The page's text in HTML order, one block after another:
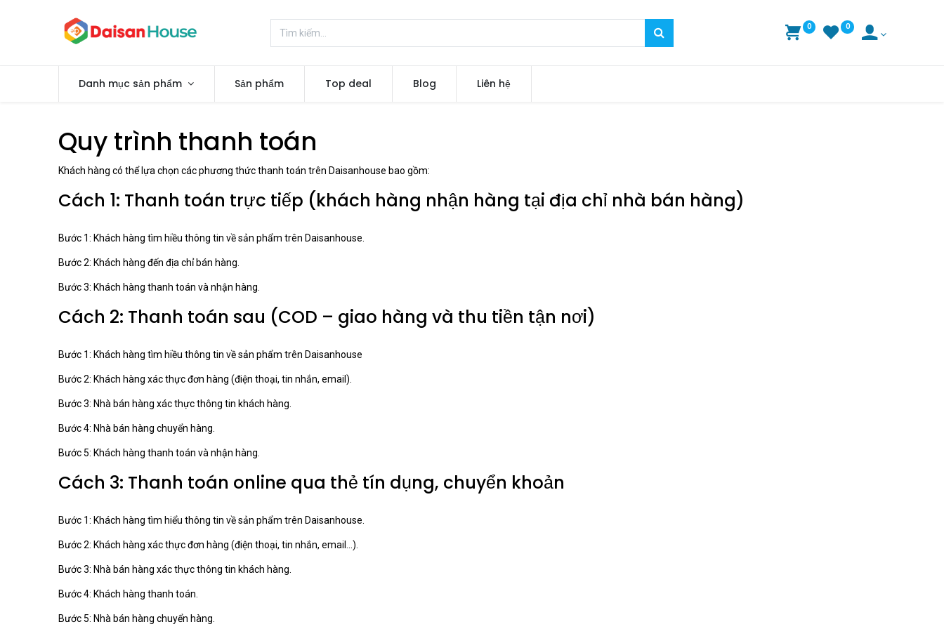
0 0
Danh mục sản phẩm Sản phẩm Top deal Blog Liên hệ
Quy trình thanh toán
Khách hàng có thể lựa chọn các phương thức thanh toán trên Daisanhouse bao gồm:
Cách 1: Thanh toán trực tiếp (khách hàng nhận hàng tại địa chỉ nhà bán hàng)
Bước 1: Khách hàng tìm hiều thông tin về sản phẩm trên Daisanhouse.
Bước 2: Khách hàng đến địa chỉ bán hàng.
Bước 3: Khách hàng thanh toán và nhận hàng.
Cách 2: Thanh toán sau (COD – giao hàng và thu tiền tận nơi)
Bước 1: Khách hàng tìm hiều thông tin về sản phẩm trên Daisanhouse
Bước 2: Khách hàng xác thực đơn hàng (điện thoại, tin nhắn, email).
Bước 3: Nhà bán hàng xác thực thông tin khách hàng.
Bước 4: Nhà bán hàng chuyển hàng.
Bước 5: Khách hàng thanh toán và nhận hàng.
Cách 3: Thanh toán online qua thẻ tín dụng, chuyển khoản
Bước 1: Khách hàng tìm hiểu thông tin về sản phẩm trên Daisanhouse.
Bước 2: Khách hàng xác thực đơn hàng (điện thoại, tin nhắn, email…).
Bước 3: Nhà bán hàng xác thực thông tin khách hàng.
Bước 4: Khách hàng thanh toán.
Bước 5: Nhà bán hàng chuyển hàng.